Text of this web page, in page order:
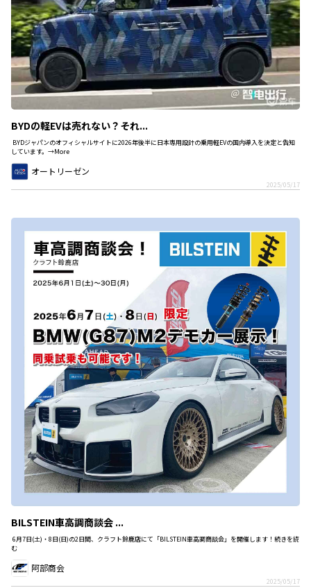
BYDの軽EVは売れない？それ...
BYDジャパンのオフィシャルサイトに2026年後半に日本専用設計の乗用軽EVの国内導入を決定と告知
しています。→More
オートリーゼン
2025/05/17
BILSTEIN車高調商談会 ...
6月7日(土)・8日(日)の2日間、クラフト鈴鹿店にて「BILSTEIN車高調商談会」を開催します！続きを読
む
阿部商会
2025/05/17